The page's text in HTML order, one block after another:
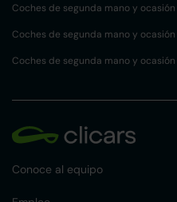
Coches de segunda mano y ocasión
Coches de segunda mano y ocasión
Coches de segunda mano y ocasión
Conoce al equipo